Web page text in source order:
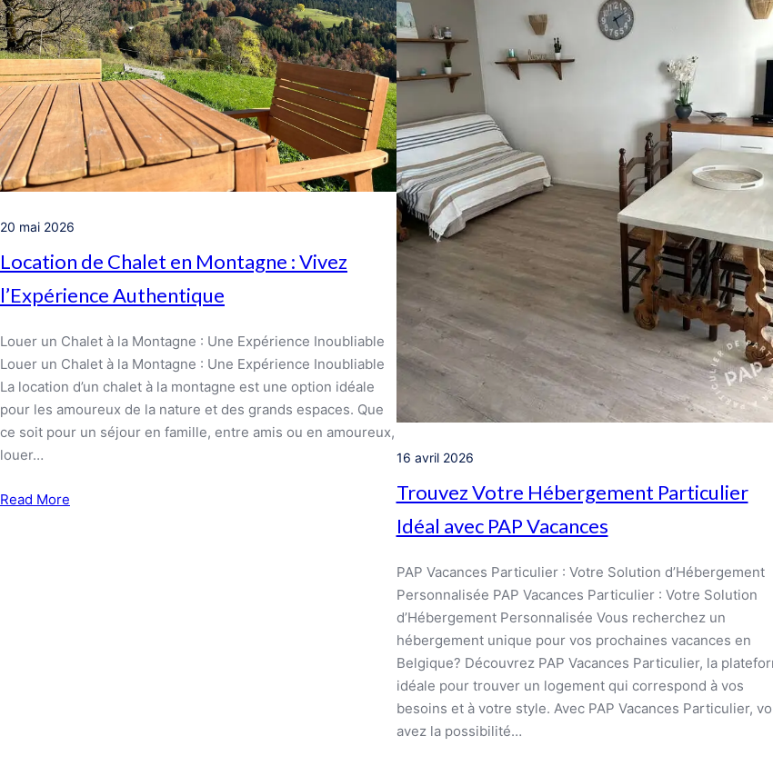
20 mai 2026
Location de Chalet en Montagne : Vivez
l’Expérience Authentique
Louer un Chalet à la Montagne : Une Expérience Inoubliable
Louer un Chalet à la Montagne : Une Expérience Inoubliable
La location d’un chalet à la montagne est une option idéale
pour les amoureux de la nature et des grands espaces. Que
ce soit pour un séjour en famille, entre amis ou en amoureux,
louer…
Read More
16 avril 2026
Trouvez Votre Hébergement Particulier
Idéal avec PAP Vacances
PAP Vacances Particulier : Votre Solution d’Hébergement
Personnalisée PAP Vacances Particulier : Votre Solution
d’Hébergement Personnalisée Vous recherchez un
hébergement unique pour vos prochaines vacances en
Belgique? Découvrez PAP Vacances Particulier, la
idéale pour trouver un logement qui correspond à vos
besoins et à votre style. Avec PAP Vacances Particulier,
avez la possibilité…